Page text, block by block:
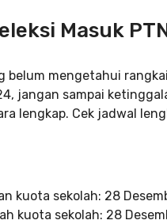
Masuk
belum mengetahui
jangan sampai
lengkap. Cek jadwal
kuota sekolah: 28
kuota sekolah: 28